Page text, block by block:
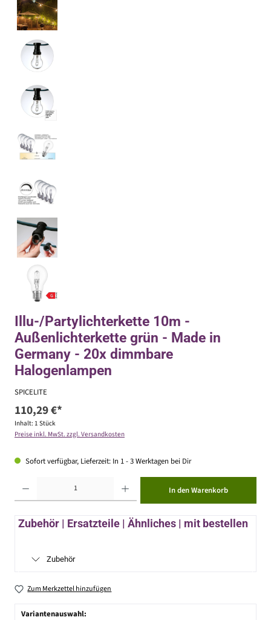
Illu-/Partylichterkette 10m -
Außenlichterkette grün - Made in
Germany - 20x dimmbare
Halogenlampen
SPICELITE
110,29 €*
Inhalt: 1 Stück
Preise inkl. MwSt. zzgl. Versandkosten
Sofort verfügbar, Lieferzeit: In 1 - 3 Werktagen bei Dir
In den Warenkorb
Zubehör | Ersatzteile | Ähnliches | mit bestellen
Zubehör
Zum Merkzettel hinzufügen
Variantenauswahl: